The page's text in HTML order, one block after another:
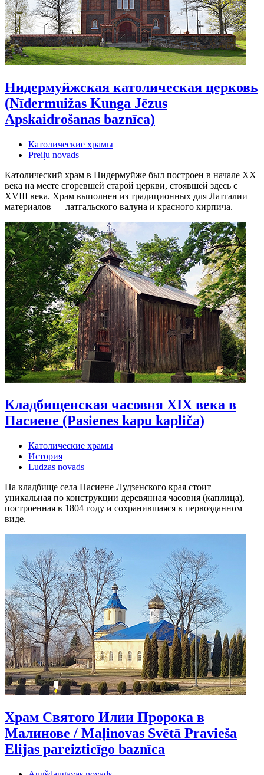
Нидермуйжская католическая церковь
(Nīdermuižas Kunga Jēzus
Apskaidrošanas baznīca)
Католические храмы
Preiļu novads
Католический храм в Нидермуйже был построен в начале XX
века на месте сгоревшей старой церкви, стоявшей здесь с
XVIII века. Храм выполнен из традиционных для Латгалии
материалов — латгальского валуна и красного кирпича.
Кладбищенская часовня XIX века в
Пасиене (Pasienes kapu kapliča)
Католические храмы
История
Ludzas novads
На кладбище села Пасиене Лудзенского края стоит
уникальная по конструкции деревянная часовня (каплица),
построенная в 1804 году и сохранившаяся в первозданном
виде.
Храм Святого Илии Пророка в
Малинове / Maļinovas Svētā Pravieša
Elijas pareizticīgo baznīca